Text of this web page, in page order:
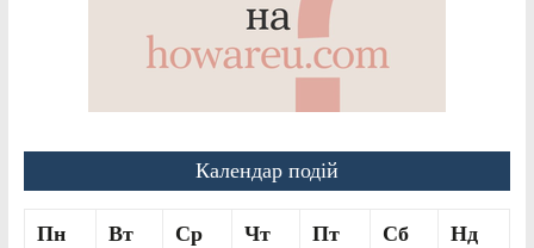
Календар подій
Пн Вт Ср Чт Пт Сб Нд